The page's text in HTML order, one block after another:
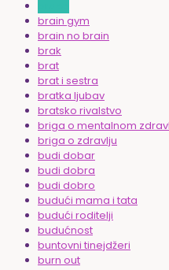
brain gym
brain no brain
brak
brat
brat i sestra
bratka ljubav
bratsko rivalstvo
briga o mentalnom
briga o zdravlju
budi dobar
budi dobra
budi dobro
budući mama i tata
budući roditelji
budućnost
buntovni tinejdžeri
burn out